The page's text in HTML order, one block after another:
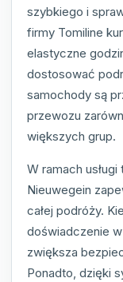
szybkiego i
firmy Tomiline
elastyczne
dostosować
samochody są
przewozu
większych grup.
W ramach
Nieuwegein
całej podróży.
doświadczenie
zwiększa
Ponadto, dzięki